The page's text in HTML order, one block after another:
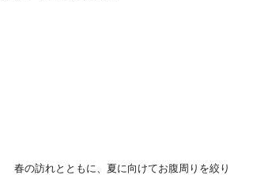
春の訪れとともに、夏に向けてお腹周りを絞り